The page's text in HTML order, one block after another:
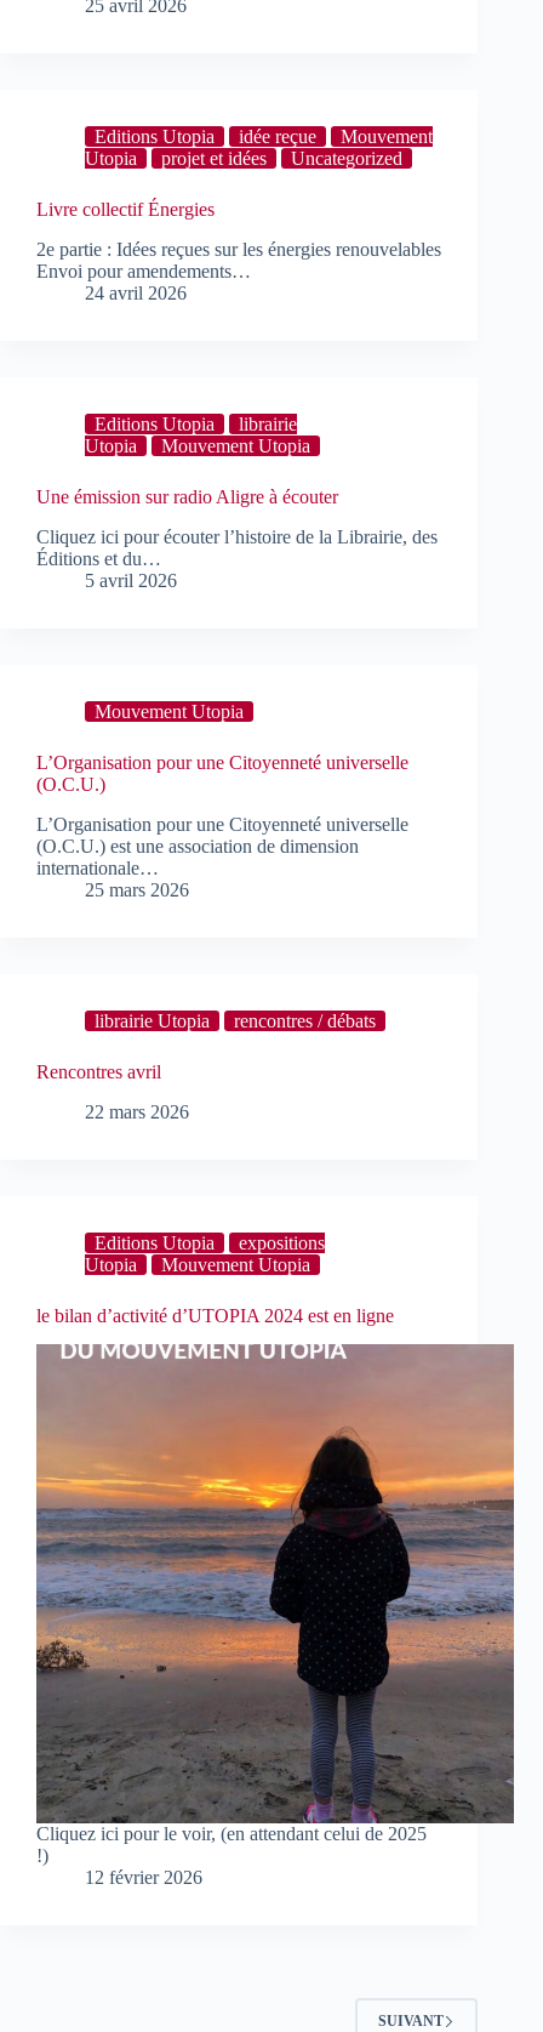
25 avril 2026
Editions Utopia idée reçue
Mouvement
Utopia
projet et idées Uncategorized
Livre collectif Énergies
2e partie : Idées reçues sur les énergies renouvelables
Envoi pour amendements…
24 avril 2026
Editions Utopia
librairie
Utopia
Mouvement Utopia
Une émission sur radio Aligre à écouter
Cliquez ici pour écouter l’histoire de la Librairie, des
Éditions et du…
5 avril 2026
Mouvement Utopia
L’Organisation pour une Citoyenneté universelle
(O.C.U.)
L’Organisation pour une Citoyenneté universelle
(O.C.U.) est une association de dimension
internationale…
25 mars 2026
librairie Utopia rencontres / débats
Rencontres avril
22 mars 2026
Editions Utopia
expositions
Utopia
Mouvement Utopia
le bilan d’activité d’UTOPIA 2024 est en ligne
Cliquez ici pour le voir, (en attendant celui de 2025
!)
12 février 2026
SUIVANT